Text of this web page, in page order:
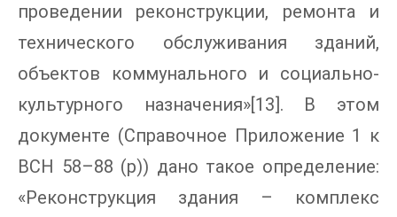
проведении реконструкции, ремонта и
технического обслуживания зданий,
объектов коммунального и социально-
культурного назначения»[13]. В этом
документе (Справочное Приложение 1 к
ВСН 58–88 (р)) дано такое определение:
«Реконструкция здания – комплекс